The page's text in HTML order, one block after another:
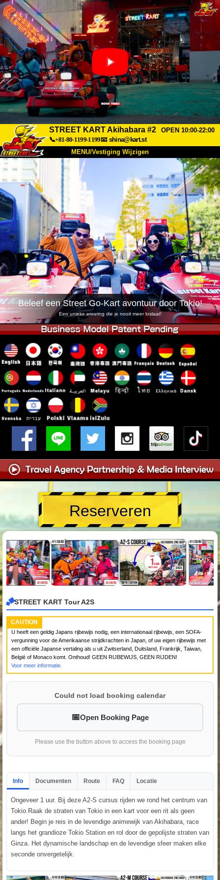
STREET KART Akihabara #2
OPEN 10:00-22:00
📞+81-80-1199-1199📧 shina@kart.st
MENU/Vestiging Wijzigen
Over Ons Specificaties Prijs
Bereikbaarheid Reviews Veelgestelde Vragen
Bedrijf Reserveren
Vestiging Wijzigen
Tokio Shinagawa Tokio Akihabara#1
Tokio Akihabara#2 Tokio Shibuya
Tokio Shibuya Annex Tokio Baai
Tokio Asakusa Osaka
Okinawa
Beleef een Street Go-Kart avontuur door Tokio!
Een unieke ervaring die je nooit meer loslaat!
Reserveren
STREET KART Tour A2S
CAUTION
U heeft een geldig Japans rijbewijs nodig, een internationaal rijbewijs, een SOFA-
vergunning voor de Amerikaanse strijdkrachten in Japan, of uw eigen rijbewijs met
een officiële Japanse vertaling als u uit Zwitserland, Duitsland, Frankrijk, Taiwan,
België of Monaco komt. Onthoud! GEEN RIJBEWIJS, GEEN RIJDEN!
Voor meer informatie.
Could not load booking calendar
Open Booking Page
Please use the button above to access the booking page
Info Documenten Route FAQ Locatie
Ongeveer 1 uur. Bij deze A2-S cursus rijden we rond het centrum van
Tokio.Raak de straten van Tokio in een kart voor een rit als geen
ander! Begin je reis in de levendige animewijk van Akihabara, race
langs het grandioze Tokio Station en rol door de gepolijste straten van
Ginza. Het dynamische landschap en de levendige sfeer maken elke
seconde onvergetelijk.